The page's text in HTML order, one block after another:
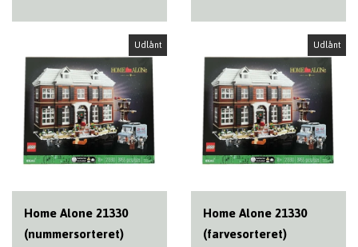
Udlånt
Home Alone 21330
(nummersorteret)
Udlånt
Home Alone 21330
(farvesorteret)